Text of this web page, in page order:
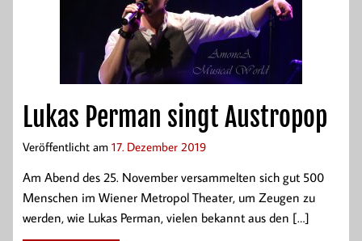
Lukas Perman singt Austropop
Veröffentlicht am 17. Dezember 2019
Am Abend des 25. November versammelten sich gut 500
Menschen im Wiener Metropol Theater, um Zeugen zu
werden, wie Lukas Perman, vielen bekannt aus den […]